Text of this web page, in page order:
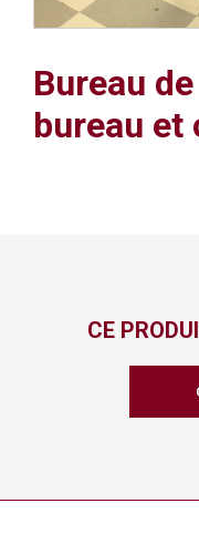
Bureau
bureau et
CE